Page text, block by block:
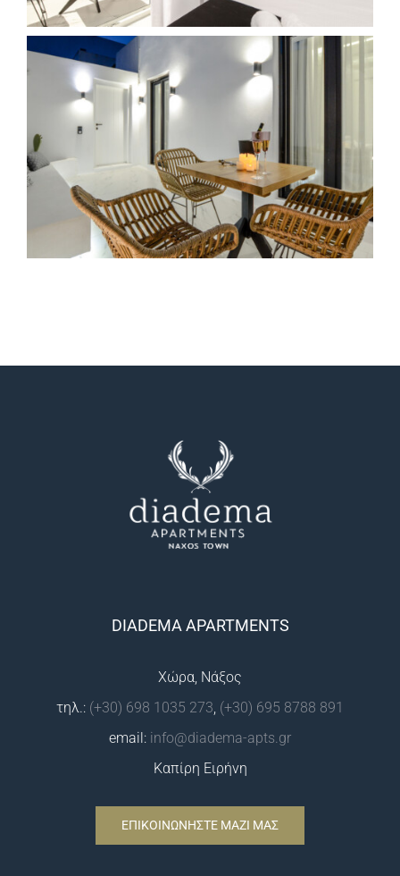
DIADEMA APARTMENTS
Χώρα, Νάξος
τηλ.: (+30) 698 1035 273, (+30) 695 8788 891
email: info@diadema-apts.gr
Καπίρη Ειρήνη
ΕΠΙΚΟΙΝΩΝΗΣΤΕ ΜΑΖΙ ΜΑΣ